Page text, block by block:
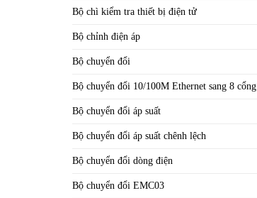
Bộ chì kiểm tra thiết bị điện tử
Bộ chỉnh điện áp
Bộ chuyển đổi
Bộ chuyển đổi 10/100M Ethernet sang 8 cổng
Bộ chuyển đổi áp suất
Bộ chuyển đổi áp suất chênh lệch
Bộ chuyển đổi dòng điện
Bộ chuyển đổi EMC03